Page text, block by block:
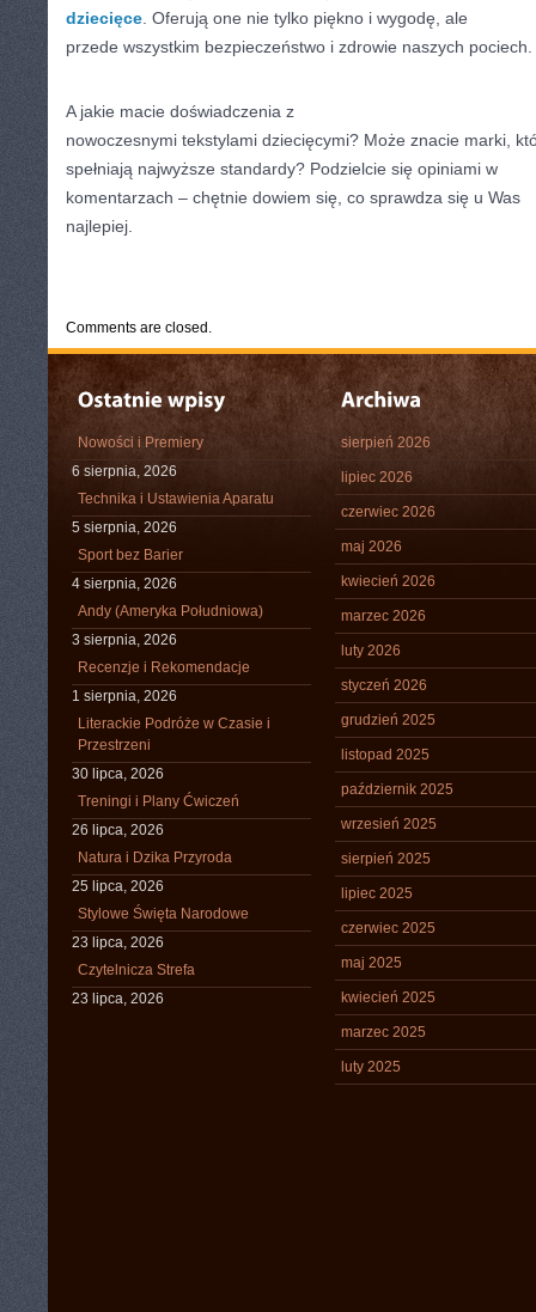
dziecięce . Oferują one nie tylko piękno i wygodę, ale
przede wszystkim bezpieczeństwo i zdrowie naszych pociech.
A jakie macie doświadczenia z
nowoczesnymi tekstylami dziecięcymi? Może znacie marki,
spełniają najwyższe standardy? Podzielcie się opiniami w
komentarzach – chętnie dowiem się, co sprawdza się u Was
najlepiej.
Comments are closed.
Nowości i Premiery
6 sierpnia, 2026
Technika i Ustawienia Aparatu
5 sierpnia, 2026
Sport bez Barier
4 sierpnia, 2026
Andy (Ameryka Południowa)
3 sierpnia, 2026
Recenzje i Rekomendacje
1 sierpnia, 2026
Literackie Podróże w Czasie i
Przestrzeni
30 lipca, 2026
Treningi i Plany Ćwiczeń
26 lipca, 2026
Natura i Dzika Przyroda
25 lipca, 2026
Stylowe Święta Narodowe
23 lipca, 2026
Czytelnicza Strefa
23 lipca, 2026
sierpień 2026
lipiec 2026
czerwiec 2026
maj 2026
kwiecień 2026
marzec 2026
luty 2026
styczeń 2026
grudzień 2025
listopad 2025
październik 2025
wrzesień 2025
sierpień 2025
lipiec 2025
czerwiec 2025
maj 2025
kwiecień 2025
marzec 2025
luty 2025